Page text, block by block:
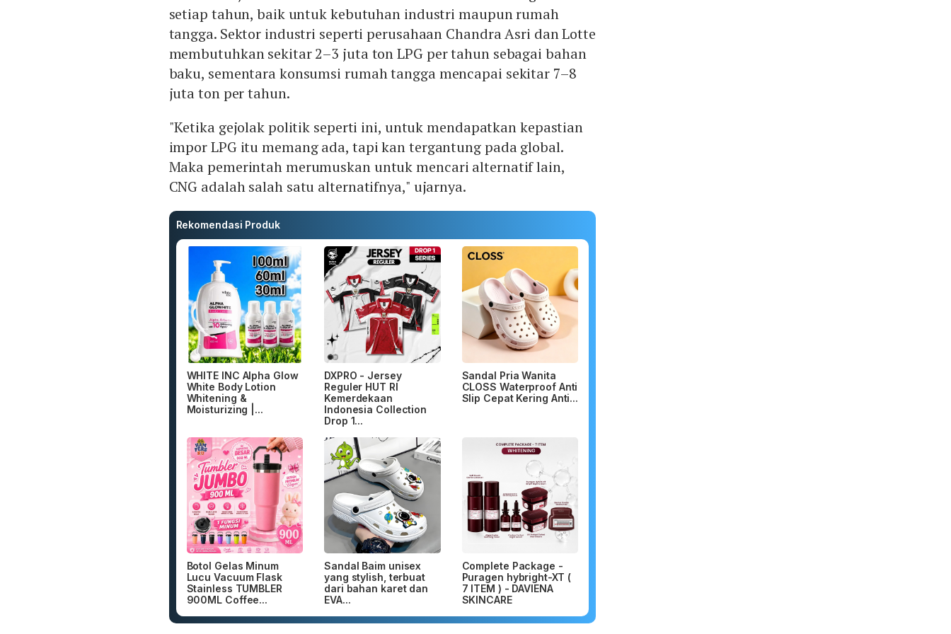
setiap tahun, baik untuk kebutuhan industri maupun rumah
tangga. Sektor industri seperti perusahaan Chandra Asri dan Lotte
membutuhkan sekitar 2–3 juta ton LPG per tahun sebagai bahan
baku, sementara konsumsi rumah tangga mencapai sekitar 7–8
juta ton per tahun.
"Ketika gejolak politik seperti ini, untuk mendapatkan kepastian
impor LPG itu memang ada, tapi kan tergantung pada global.
Maka pemerintah merumuskan untuk mencari alternatif lain,
CNG adalah salah satu alternatifnya," ujarnya.
Rekomendasi Produk
WHITE INC Alpha Glow
White Body Lotion
Whitening &
Moisturizing |...
DXPRO - Jersey
Reguler HUT RI
Kemerdekaan
Indonesia Collection
Drop 1...
Sandal Pria Wanita
CLOSS Waterproof Anti
Slip Cepat Kering Anti...
Botol Gelas Minum
Lucu Vacuum Flask
Stainless TUMBLER
900ML Coffee...
Sandal Baim unisex
yang stylish, terbuat
dari bahan karet dan
EVA...
Complete Package -
Puragen hybright-XT (
7 ITEM ) - DAVIENA
SKINCARE